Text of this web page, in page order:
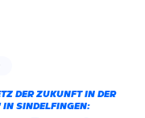
DER ZUKUNFT IN DER
SINDELFINGEN: